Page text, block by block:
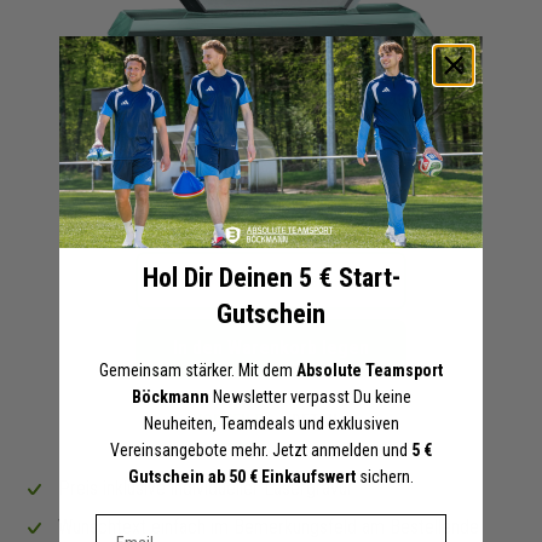
Glastrophäe inkl. Lasergravur | 64310
Sonstiges
Zum
Anfang
der
Bildergalerie
springen
+ 9 Interessenten
33,95 €
Online-Preise können von den Filialpreisen abweichen
Artikel merken
VORTEILE DETAILS
Preis inklusive individueller Lasergravur
Wunschtext einfach im Bemerkungsfeld am Bestellende
Diverse
Angaben zur Produktsicherheit:
Hol Dir Deinen 5 € Start-
Gutschein
Gemeinsam stärker. Mit dem Absolute Teamsport
Böckmann Newsletter verpasst Du keine
Neuheiten, Teamdeals und exklusiven
Vereinsangebote mehr. Jetzt anmelden und 5 €
Gutschein ab 50 € Einkaufswert sichern.